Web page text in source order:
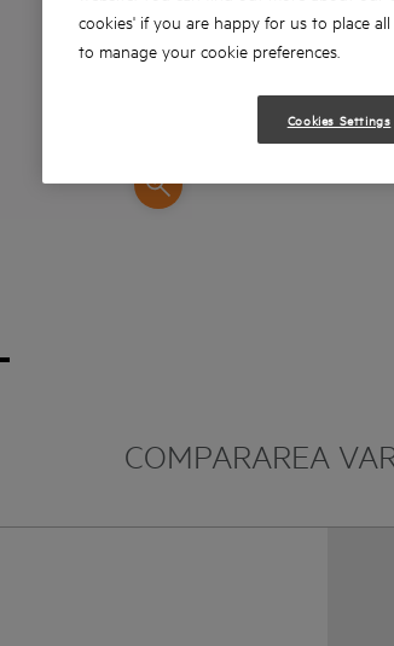
COMPARAREA
cookies' if you are happy for us to place
to manage your cookie preferences.
Cookies Settings